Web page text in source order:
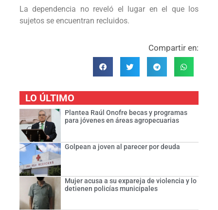
La dependencia no reveló el lugar en el que los
sujetos se encuentran recluidos.
Compartir en:
LO ÚLTIMO
Plantea Raúl Onofre becas y programas
para jóvenes en áreas agropecuarias
Golpean a joven al parecer por deuda
Mujer acusa a su expareja de violencia y lo
detienen policías municipales